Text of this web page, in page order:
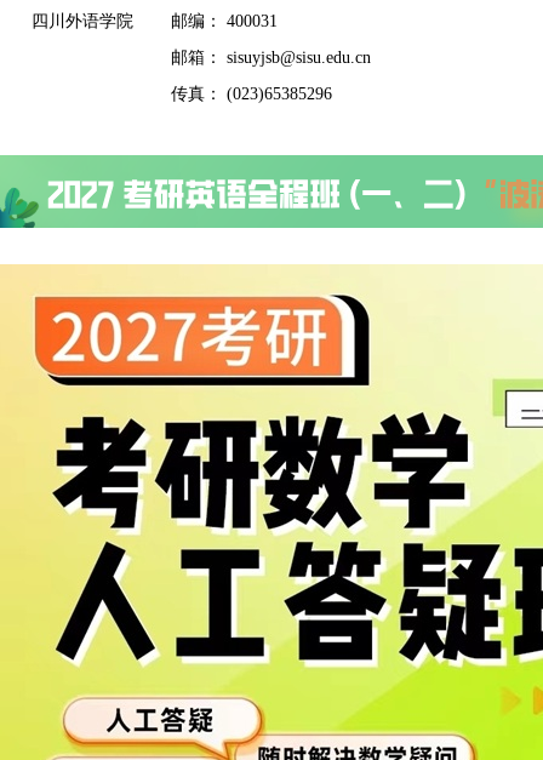
四川外语学院
邮编： 400031
邮箱： sisuyjsb@sisu.edu.cn
传真： (023)65385296